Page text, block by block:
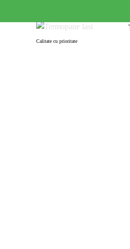
Calitate cu prioritate